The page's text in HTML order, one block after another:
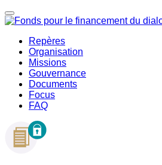
Repères
Organisation
Missions
Gouvernance
Documents
Focus
FAQ